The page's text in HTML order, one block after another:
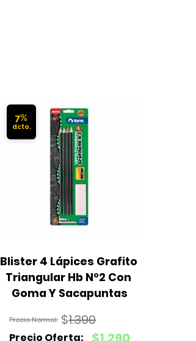
7%
Blister 4 Lápices Grafito
Triangular Hb N°2 Con
Goma Y Sacapuntas
$1.390
El